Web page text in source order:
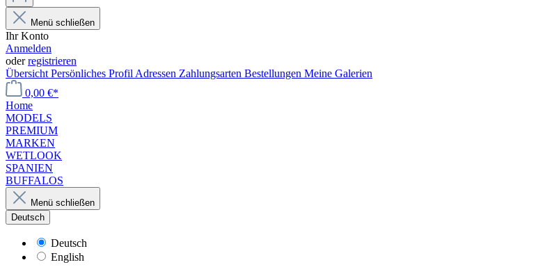
Menü schließen
Ihr Konto
Anmelden
oderregistrieren
Übersicht Persönliches Profil Adressen Zahlungsarten Bestellungen Meine Galerien
0,00 €*
Home
MODELS
PREMIUM
MARKEN
WETLOOK
SPANIEN
BUFFALOS
Menü schließen
Deutsch
Deutsch
English